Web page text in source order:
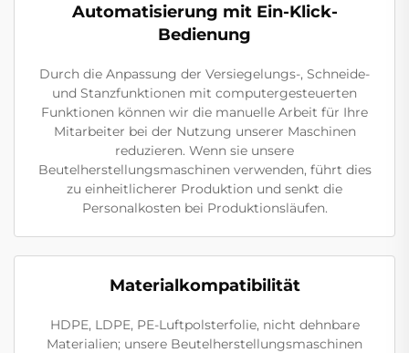
Automatisierung mit Ein-Klick-
Bedienung
Durch die Anpassung der Versiegelungs-, Schneide-
und Stanzfunktionen mit computergesteuerten
Funktionen können wir die manuelle Arbeit für Ihre
Mitarbeiter bei der Nutzung unserer Maschinen
reduzieren. Wenn sie unsere
Beutelherstellungsmaschinen verwenden, führt dies
zu einheitlicherer Produktion und senkt die
Personalkosten bei Produktionsläufen.
Materialkompatibilität
HDPE, LDPE, PE-Luftpolsterfolie, nicht dehnbare
Materialien; unsere Beutelherstellungsmaschinen